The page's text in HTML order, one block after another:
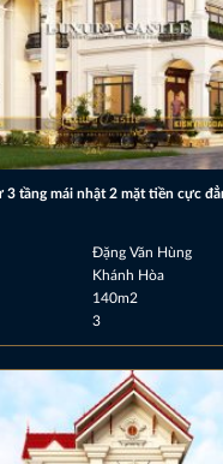
3 tầng mái nhật 2 mặt tiền cực
Đặng Văn Hùng
Khánh Hòa
140m2
3